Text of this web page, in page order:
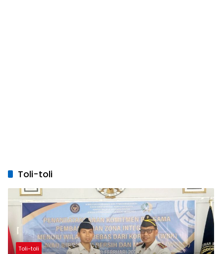
Toli-toli
Toli-toli